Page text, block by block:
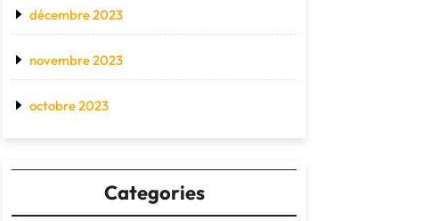
décembre 2023
novembre 2023
octobre 2023
Categories